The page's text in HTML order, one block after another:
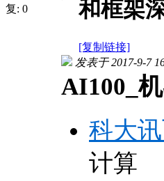
复: 0
和框架
[复制链接]
发表于 2017-9-7
AI100_
科大
计算